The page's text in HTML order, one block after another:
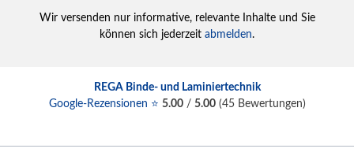
Wir versenden nur informative, relevante Inhalte und Sie
können sich jederzeit abmelden.
REGA Binde- und Laminiertechnik
Google-Rezensionen ⭐ 5.00/ 5.00(45Bewertungen)